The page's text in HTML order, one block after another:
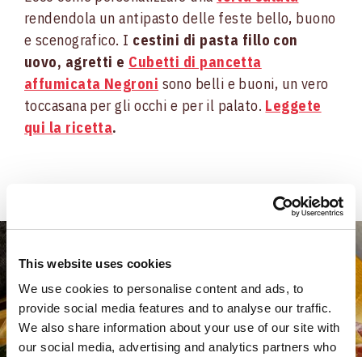
This website uses cookies
We use cookies to personalise content and ads, to
provide social media features and to analyse our traffic.
We also share information about your use of our site with
our social media, advertising and analytics partners who
rendendola un antipasto delle feste bello, buono
e scenografico. I cestini di pasta fillo con
uovo, agretti e Cubetti di pancetta
affumicata Negroni sono belli e buoni, un vero
toccasana per gli occhi e per il palato. Leggete
qui la ricetta.